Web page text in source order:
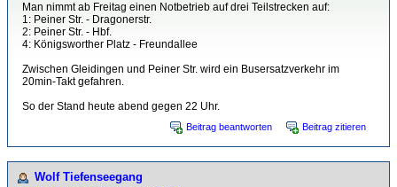
Man nimmt ab Freitag einen Notbetrieb auf drei Teilstrecken auf:
1: Peiner Str. - Dragonerstr.
2: Peiner Str. - Hbf.
4: Königsworther Platz - Freundallee
Zwischen Gleidingen und Peiner Str. wird ein Busersatzverkehr im
20min-Takt gefahren.
So der Stand heute abend gegen 22 Uhr.
Beitrag beantworten Beitrag zitieren
Wolf Tiefenseegang